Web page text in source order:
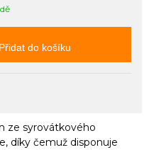
Přidat do košíku
ze syrovátkového
díky čemuž disponuje